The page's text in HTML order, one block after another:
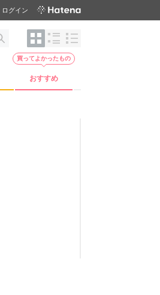
ログイン
おすすめ
買ってよかったもの